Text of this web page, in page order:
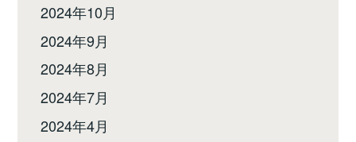
2024年10月
2024年9月
2024年8月
2024年7月
2024年4月